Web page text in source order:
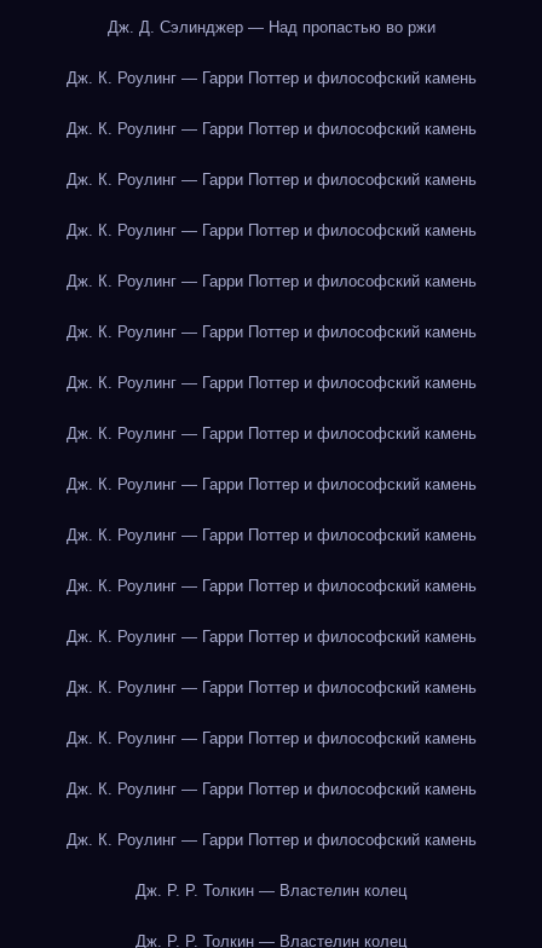
Дж. Д. Сэлинджер — Над пропастью во ржи
Дж. К. Роулинг — Гарри Поттер и философский камень
Дж. К. Роулинг — Гарри Поттер и философский камень
Дж. К. Роулинг — Гарри Поттер и философский камень
Дж. К. Роулинг — Гарри Поттер и философский камень
Дж. К. Роулинг — Гарри Поттер и философский камень
Дж. К. Роулинг — Гарри Поттер и философский камень
Дж. К. Роулинг — Гарри Поттер и философский камень
Дж. К. Роулинг — Гарри Поттер и философский камень
Дж. К. Роулинг — Гарри Поттер и философский камень
Дж. К. Роулинг — Гарри Поттер и философский камень
Дж. К. Роулинг — Гарри Поттер и философский камень
Дж. К. Роулинг — Гарри Поттер и философский камень
Дж. К. Роулинг — Гарри Поттер и философский камень
Дж. К. Роулинг — Гарри Поттер и философский камень
Дж. К. Роулинг — Гарри Поттер и философский камень
Дж. К. Роулинг — Гарри Поттер и философский камень
Дж. Р. Р. Толкин — Властелин колец
Дж. Р. Р. Толкин — Властелин колец